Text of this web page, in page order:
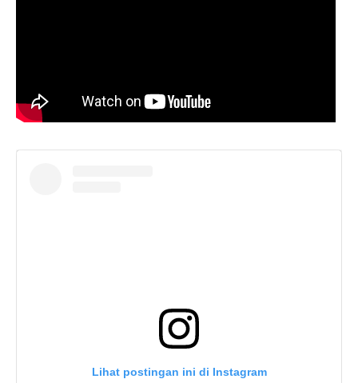
Lihat postingan ini di Instagram